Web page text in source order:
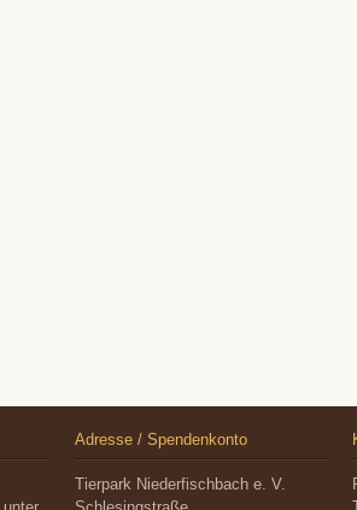
Adresse / Spendenkonto
Tierpark Niederfischbach e. V.